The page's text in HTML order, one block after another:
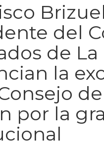
del
de La
la
por la